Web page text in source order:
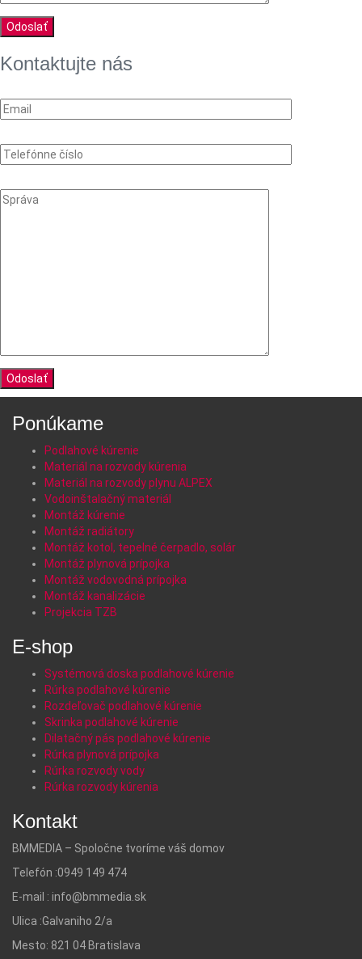
Kontaktujte nás
Ponúkame
Podlahové kúrenie
Materiál na rozvody kúrenia
Materiál na rozvody plynu ALPEX
Vodoinštalačný materiál
Montáž kúrenie
Montáž radiátory
Montáž kotol, tepelné čerpadlo, solár
Montáž plynová prípojka
Montáž vodovodná prípojka
Montáž kanalizácie
Projekcia TZB
E-shop
Systémová doska podlahové kúrenie
Rúrka podlahové kúrenie
Rozdeľovač podlahové kúrenie
Skrinka podlahové kúrenie
Dilatačný pás podlahové kúrenie
Rúrka plynová prípojka
Rúrka rozvody vody
Rúrka rozvody kúrenia
Kontakt
BMMEDIA – Spoločne tvoríme váš domov
Telefón :0949 149 474
E-mail : info@bmmedia.sk
Ulica :Galvaniho 2/a
Mesto: 821 04 Bratislava